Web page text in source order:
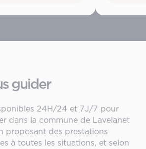
guider
24H/24 et 7J/7 pour
dans la commune de Lavelanet
proposant des prestations
à toutes les situations, et selon